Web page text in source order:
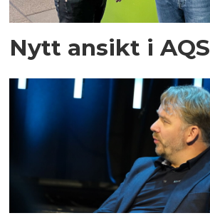
Nytt ansikt i AQS